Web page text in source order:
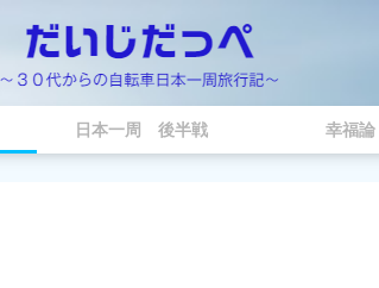
日本一周 後半戦 幸福論